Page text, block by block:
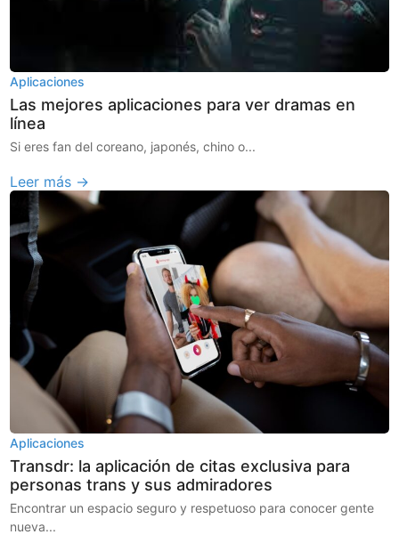
Aplicaciones
Las mejores aplicaciones para ver dramas en
línea
Si eres fan del coreano, japonés, chino o...
Leer más →
Aplicaciones
Transdr: la aplicación de citas exclusiva para
personas trans y sus admiradores
Encontrar un espacio seguro y respetuoso para conocer gente
nueva...